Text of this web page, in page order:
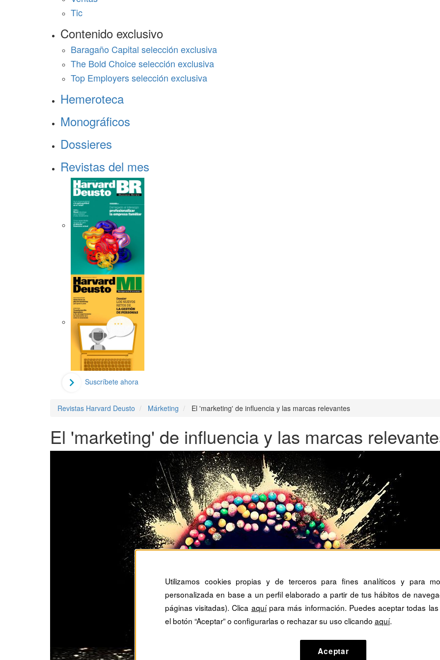
Tic
Contenido exclusivo
Baragaño Capital selección exclusiva
The Bold Choice selección exclusiva
Top Employers selección exclusiva
Hemeroteca
Monográficos
Dossieres
Revistas del mes
Suscríbete ahora
Revistas Harvard Deusto Márketing El 'marketing' de influencia y las marcas relevantes
El 'marketing' de influencia y las marcas
Utilizamos cookies propias y de terceros para fines analíticos y para
personalizada en base a un perfil elaborado a partir de tus hábitos de
páginas visitadas). Clica aquípara más información. Puedes aceptar todas
el botón “Aceptar” o configurarlas o rechazar su uso clicando aquí.
Aceptar